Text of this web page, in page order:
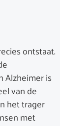
ontstaat.
Alzheimer is
van de
het trager
met